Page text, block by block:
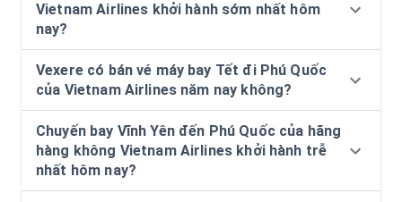
Vietnam Airlines khởi hành sớm nhất hôm
nay?
Vexere có bán vé máy bay Tết đi Phú Quốc
của Vietnam Airlines năm nay không?
Chuyến bay Vĩnh Yên đến Phú Quốc của hãng
hàng không Vietnam Airlines khởi hành trễ
nhất hôm nay?